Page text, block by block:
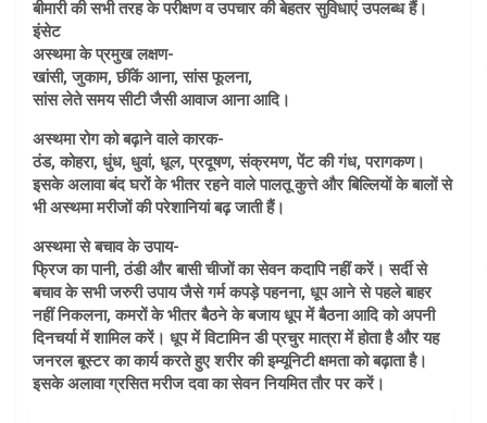
बीमारी की सभी तरह के परीक्षण व उपचार की बेहतर सुविधाएं उपलब्ध हैं।
इंसेट
अस्थमा के प्रमुख लक्षण-
खांसी, जुकाम, छींकें आना, सांस फूलना,
सांस लेते समय सीटी जैसी आवाज आना आदि।
अस्थमा रोग को बढ़ाने वाले कारक-
ठंड, कोहरा, धुंध, धुवां, धूल, प्रदूषण, संक्रमण, पेंट की गंध, परागकण।
इसके अलावा बंद घरों के भीतर रहने वाले पालतू कुत्ते और बिल्लियों के बालों से
भी अस्थमा मरीजों की परेशानियां बढ़ जाती हैं।
अस्थमा से बचाव के उपाय-
फ्रिज का पानी, ठंडी और बासी चीजों का सेवन कदापि नहीं करें। सर्दी से
बचाव के सभी जरुरी उपाय जैसे गर्म कपड़े पहनना, धूप आने से पहले बाहर
नहीं निकलना, कमरों के भीतर बैठने के बजाय धूप में बैठना आदि को अपनी
दिनचर्या में शामिल करें। धूप में विटामिन डी प्रचुर मात्रा में होता है और यह
जनरल बूस्टर का कार्य करते हुए शरीर की इम्यूनिटी क्षमता को बढ़ाता है।
इसके अलावा ग्रसित मरीज दवा का सेवन नियमित तौर पर करें।